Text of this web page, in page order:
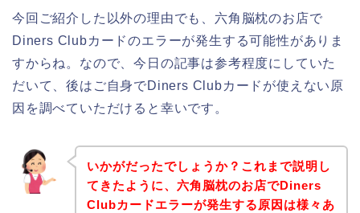
今回ご紹介した以外の理由でも、六角脳枕のお店で
Diners Clubカードのエラーが発生する可能性がありま
すからね。なので、今日の記事は参考程度にしていた
だいて、後はご自身でDiners Clubカードが使えない原
因を調べていただけると幸いです。
いかがだったでしょうか？これまで説明し
てきたように、六角脳枕のお店でDiners
Clubカードエラーが発生する原因は様々あ